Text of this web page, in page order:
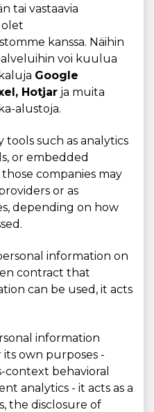
tai vastaavia
kanssa. Näihin
voi kuulua
Google
Hotjar ja muita
alustoja.
such as analytics
or embedded
companies may
or as
depending on how
information on
contract that
can be used, it acts
information
own purposes -
context behavioral
analytics - it acts as a
the disclosure of